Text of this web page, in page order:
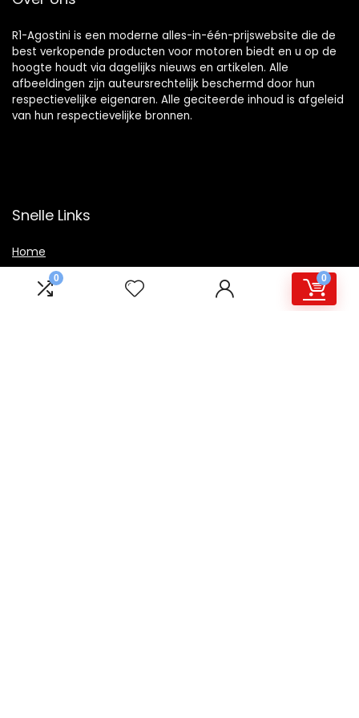
0 0
R1-Agostini is een moderne alles-in-één-prijswebsite die de
best verkopende producten voor motoren biedt en u op de
hoogte houdt via dagelijks nieuws en artikelen. Alle
afbeeldingen zijn auteursrechtelijk beschermd door hun
respectievelijke eigenaren. Alle geciteerde inhoud is afgeleid
van hun respectievelijke bronnen.
Snelle Links
Home
Blogs